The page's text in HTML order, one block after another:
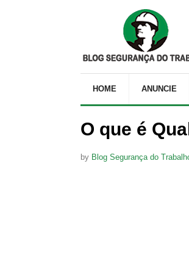
HOME ANUNCIE
O que é
by Blog Segurança do